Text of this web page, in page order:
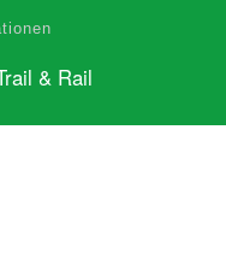
& Rail